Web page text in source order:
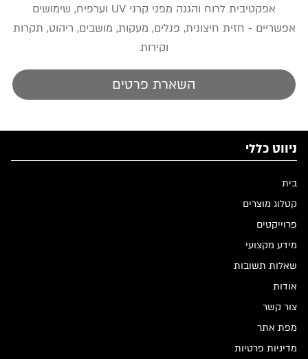
אפקטיבית לרוח והגנה מפני קרני UV וערפיח, שימושים
אפשריים - חזית חיצונית, פנלים, מעקות, מושבים, ריהוט, תקרות
וקירות
השארת פרטים
ניווט כללי
בית
קטלוג מוצרים
פרוייקטים
מידע מקצועי
שאלות תשובות
אודות
צור קשר
מפת אתר
מדיניות פרטיות